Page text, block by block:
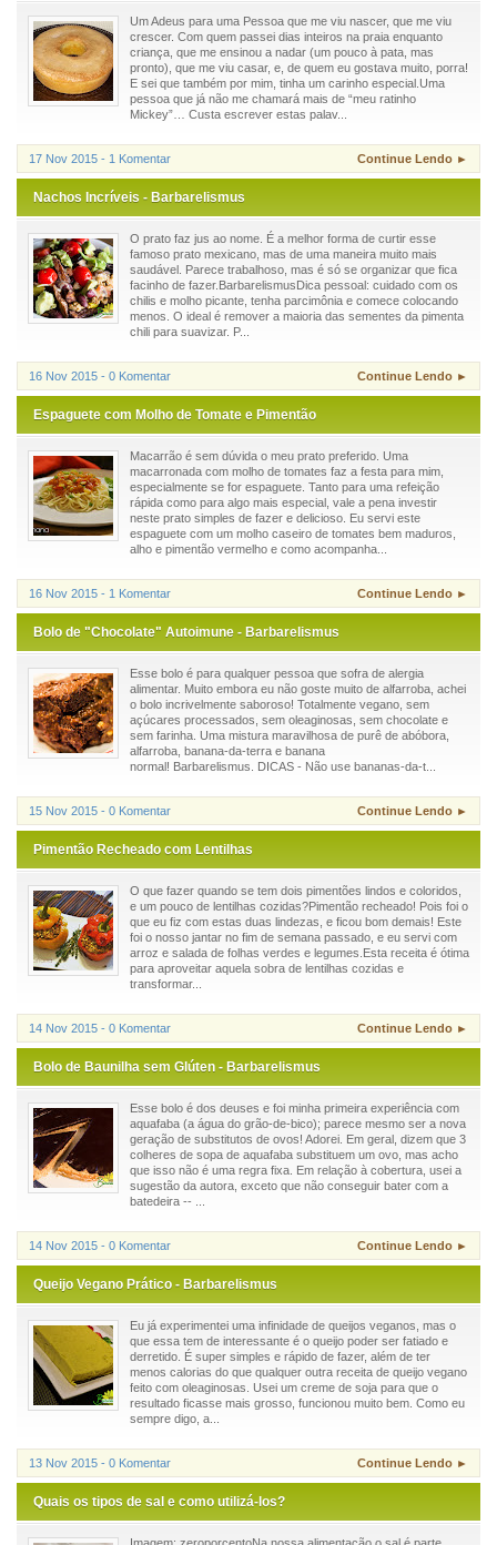
Um Adeus para uma Pessoa que me viu nascer, que me viu
crescer. Com quem passei dias inteiros na praia enquanto
criança, que me ensinou a nadar (um pouco à pata, mas
pronto), que me viu casar, e, de quem eu gostava muito, porra!
E sei que também por mim, tinha um carinho especial.Uma
pessoa que já não me chamará mais de “meu ratinho
Mickey”… Custa escrever estas palav...
17 Nov 2015 - 1 Komentar Continue Lendo ►
Nachos Incríveis - Barbarelismus
O prato faz jus ao nome. É a melhor forma de curtir esse
famoso prato mexicano, mas de uma maneira muito mais
saudável. Parece trabalhoso, mas é só se organizar que fica
facinho de fazer.BarbarelismusDica pessoal: cuidado com os
chilis e molho picante, tenha parcimônia e comece colocando
menos. O ideal é remover a maioria das sementes da pimenta
chili para suavizar. P...
16 Nov 2015 - 0 Komentar Continue Lendo ►
Espaguete com Molho de Tomate e Pimentão
Macarrão é sem dúvida o meu prato preferido. Uma
macarronada com molho de tomates faz a festa para mim,
especialmente se for espaguete. Tanto para uma refeição
rápida como para algo mais especial, vale a pena investir
neste prato simples de fazer e delicioso. Eu servi este
espaguete com um molho caseiro de tomates bem maduros,
alho e pimentão vermelho e como acompanha...
16 Nov 2015 - 1 Komentar Continue Lendo ►
Bolo de "Chocolate" Autoimune - Barbarelismus
Esse bolo é para qualquer pessoa que sofra de alergia
alimentar. Muito embora eu não goste muito de alfarroba, achei
o bolo incrivelmente saboroso! Totalmente vegano, sem
açúcares processados, sem oleaginosas, sem chocolate e
sem farinha. Uma mistura maravilhosa de purê de abóbora,
alfarroba, banana-da-terra e banana
normal! Barbarelismus. DICAS - Não use bananas-da-t...
15 Nov 2015 - 0 Komentar Continue Lendo ►
Pimentão Recheado com Lentilhas
O que fazer quando se tem dois pimentões lindos e coloridos,
e um pouco de lentilhas cozidas?Pimentão recheado! Pois foi o
que eu fiz com estas duas lindezas, e ficou bom demais! Este
foi o nosso jantar no fim de semana passado, e eu servi com
arroz e salada de folhas verdes e legumes.Esta receita é ótima
para aproveitar aquela sobra de lentilhas cozidas e
transformar...
14 Nov 2015 - 0 Komentar Continue Lendo ►
Bolo de Baunilha sem Glúten - Barbarelismus
Esse bolo é dos deuses e foi minha primeira experiência com
aquafaba (a água do grão-de-bico); parece mesmo ser a nova
geração de substitutos de ovos! Adorei. Em geral, dizem que 3
colheres de sopa de aquafaba substituem um ovo, mas acho
que isso não é uma regra fixa. Em relação à cobertura, usei a
sugestão da autora, exceto que não conseguir bater com a
batedeira -- ...
14 Nov 2015 - 0 Komentar Continue Lendo ►
Queijo Vegano Prático - Barbarelismus
Eu já experimentei uma infinidade de queijos veganos, mas o
que essa tem de interessante é o queijo poder ser fatiado e
derretido. É super simples e rápido de fazer, além de ter
menos calorias do que qualquer outra receita de queijo vegano
feito com oleaginosas. Usei um creme de soja para que o
resultado ficasse mais grosso, funcionou muito bem. Como eu
sempre digo, a...
13 Nov 2015 - 0 Komentar Continue Lendo ►
Quais os tipos de sal e como utilizá-los?